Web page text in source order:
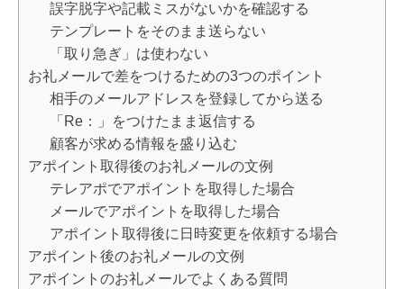
誤字脱字や記載ミスがないかを確認する
テンプレートをそのまま送らない
「取り急ぎ」は使わない
お礼メールで差をつけるための3つのポイント
相手のメールアドレスを登録してから送る
「Re：」をつけたまま返信する
顧客が求める情報を盛り込む
アポイント取得後のお礼メールの文例
テレアポでアポイントを取得した場合
メールでアポイントを取得した場合
アポイント取得後に日時変更を依頼する場合
アポイント後のお礼メールの文例
アポイントのお礼メールでよくある質問